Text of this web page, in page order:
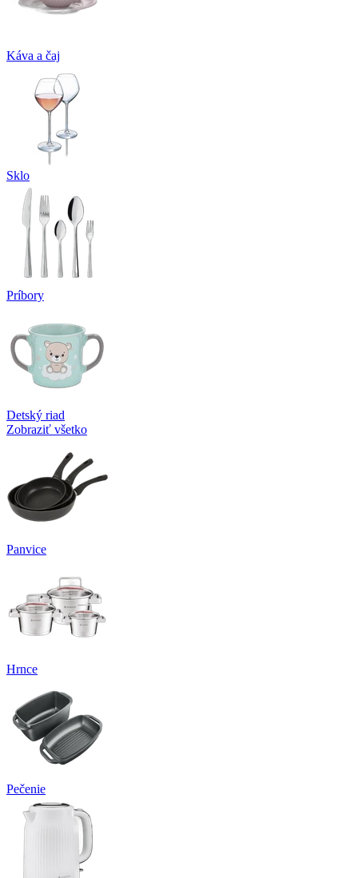
Káva a čaj
Sklo
Príbory
Detský riad
Zobraziť všetko
Panvice
Hrnce
Pečenie